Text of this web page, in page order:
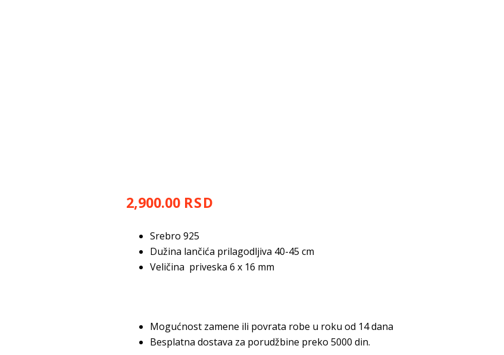
2,900.00 RSD
Srebro 925
Dužina lančića prilagodljiva 40-45 cm
Veličina priveska 6 x 16 mm
Mogućnost zamene ili povrata robe u roku od 14 dana
Besplatna dostava za porudžbine preko 5000 din.